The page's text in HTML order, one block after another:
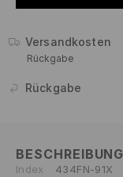
Versandkosten
Rückgabe
Rückgabe
BESCHREIBUNG
Index 434FN-91X